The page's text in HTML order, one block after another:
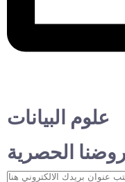
علوم البيانات
الحصرية